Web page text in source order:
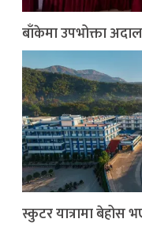
बाँकेमा उपभोक्ता
स्कुटर यात्रामा बेहोस